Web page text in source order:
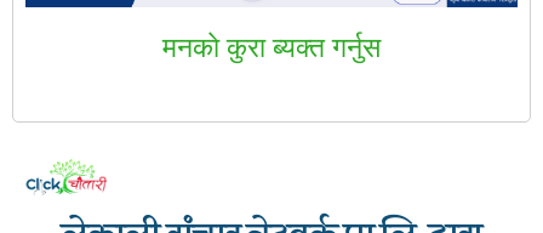
मनकाे कुरा ब्यक्त गर्नुस